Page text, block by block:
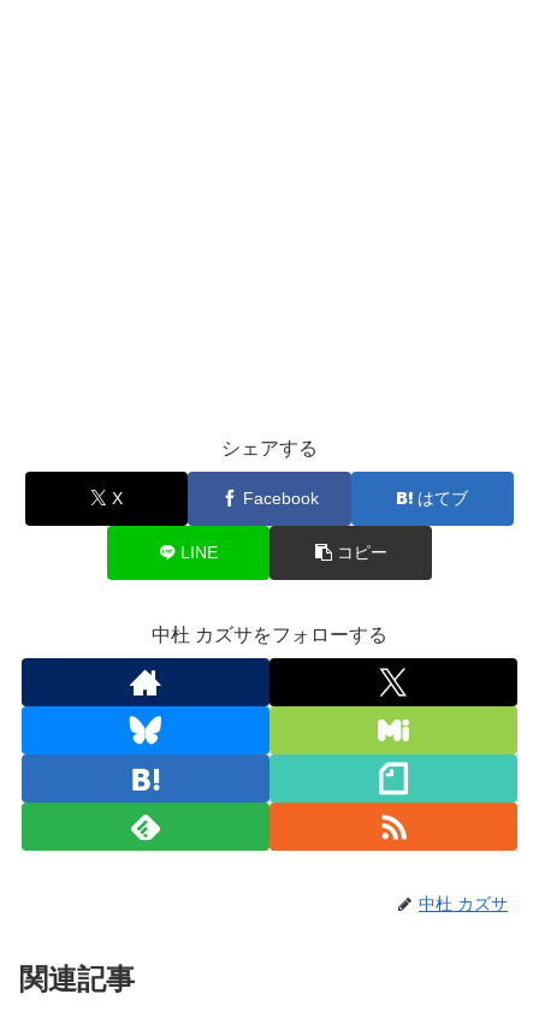
シェアする
X Facebook はてブ
LINE コピー
中杜 カズサをフォローする
中杜 カズサ
関連記事